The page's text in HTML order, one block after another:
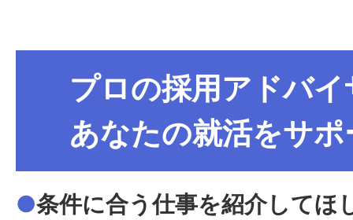
プロの採用アドバ
あなたの就活をサポ
●条件に合う仕事を紹介してほ